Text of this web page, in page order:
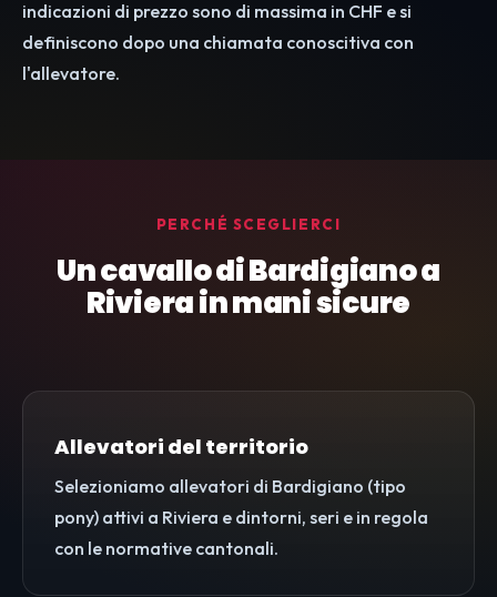
indicazioni di prezzo sono di massima in CHF e si
definiscono dopo una chiamata conoscitiva con
l'allevatore.
PERCHÉ SCEGLIERCI
Un cavallo di Bardigiano a
Riviera in mani sicure
Allevatori del territorio
Selezioniamo allevatori di Bardigiano (tipo
pony) attivi a Riviera e dintorni, seri e in regola
con le normative cantonali.